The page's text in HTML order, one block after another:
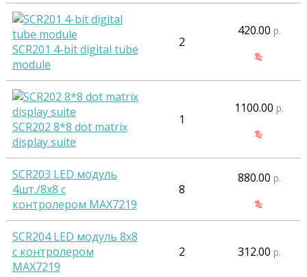
SCR201 4-bit digital tube
module
2
420.00 р.
SCR202 8*8 dot matrix
display suite
1
1100.00 р.
SCR203 LED модуль
4шт./8x8 с
контролером MAX7219
8
880.00 р.
SCR204 LED модуль 8x8
с контролером
MAX7219
2 312.00 р.